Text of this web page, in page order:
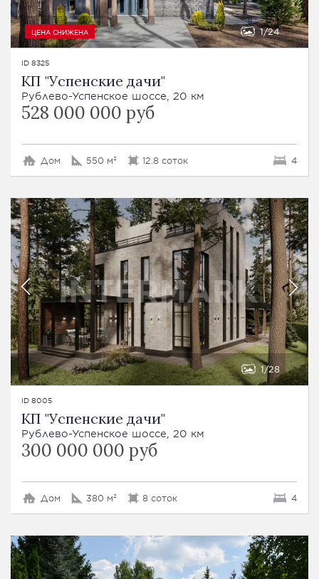
ЦЕНА СНИЖЕНА 1 24
ID 8325
КП "Успенские дачи"
Рублево-Успенское шоссе, 20 км
528 000 000 руб
Дом 550 м² 12.8 соток 4
1 28
ID 8005
КП "Успенские дачи"
Рублево-Успенское шоссе, 20 км
300 000 000 руб
Дом 380 м² 8 соток 4